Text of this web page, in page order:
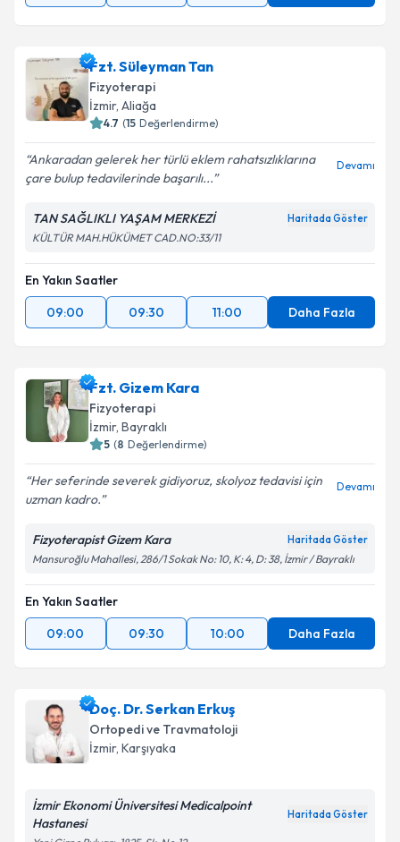
Fzt. Süleyman Tan
Fizyoterapi
İzmir, Aliağa
4.7 (15 Değerlendirme)
Ankaradan gelerek her türlü eklem rahatsızlıklarına
çare bulup tedavilerinde başarılı...
Devamı
TAN SAĞLIKLI YAŞAM MERKEZİ Haritada Göster
KÜLTÜR MAH.HÜKÜMET CAD.NO:33/11
En Yakın Saatler
09:00
09:30 11:00 Daha Fazla
Fzt. Gizem Kara
Fizyoterapi
İzmir, Bayraklı
5 (8 Değerlendirme)
Her seferinde severek gidiyoruz, skolyoz tedavisi için
uzman kadro.
Devamı
Fizyoterapist Gizem Kara Haritada Göster
Mansuroğlu Mahallesi, 286/1 Sokak No: 10, K: 4, D: 38, İzmir / Bayraklı
En Yakın Saatler
09:00
09:30 10:00 Daha Fazla
Doç. Dr. Serkan Erkuş
Ortopedi ve Travmatoloji
İzmir, Karşıyaka
İzmir Ekonomi Üniversitesi Medicalpoint
Hastanesi
Haritada Göster